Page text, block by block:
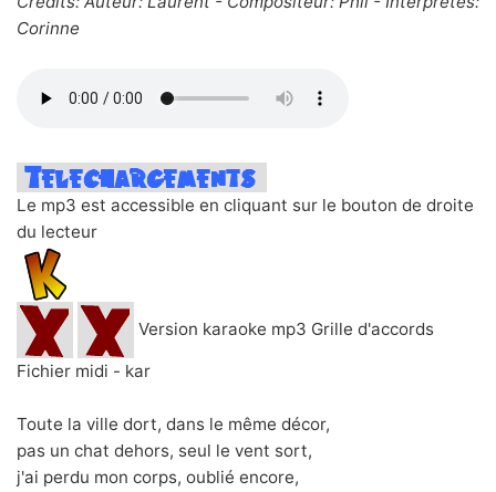
Corinne
Le mp3 est accessible en cliquant sur le bouton de droite
du lecteur
Version karaoke mp3 Grille d'accords
Fichier midi - kar
Toute la ville dort, dans le même décor,
pas un chat dehors, seul le vent sort,
j'ai perdu mon corps, oublié encore,